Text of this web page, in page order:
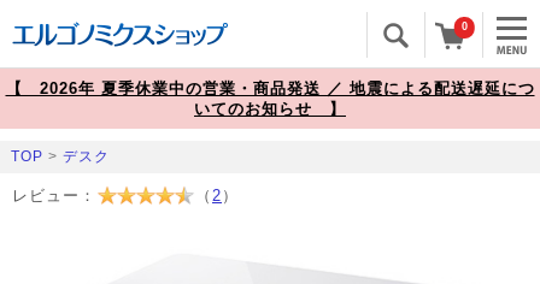
0
【 2026年 夏季休業中の営業・商品発送 ／ 地震による配送遅延につ
いてのお知らせ 】
TOP > デスク
レビュー： （ 2 ）